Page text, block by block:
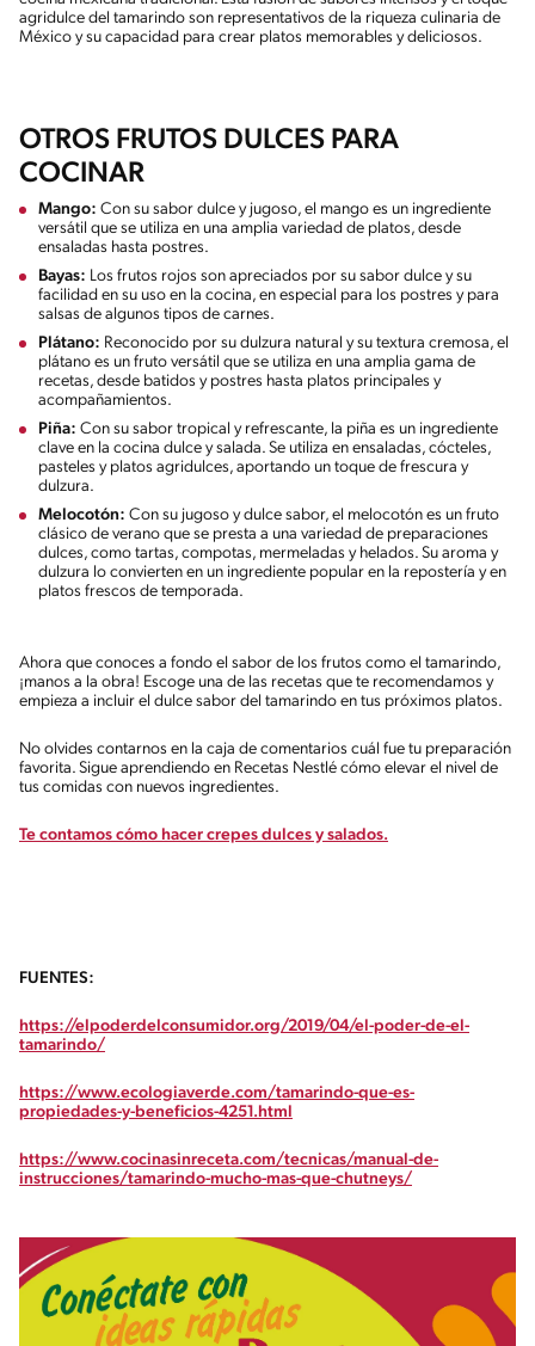
agridulce del tamarindo son representativos de la riqueza culinaria de
México y su capacidad para crear platos memorables y deliciosos.
OTROS FRUTOS DULCES PARA
COCINAR
Mango: Con su sabor dulce y jugoso, el mango es un ingrediente
versátil que se utiliza en una amplia variedad de platos, desde
ensaladas hasta postres.
Bayas: Los frutos rojos son apreciados por su sabor dulce y su
facilidad en su uso en la cocina, en especial para los postres y para
salsas de algunos tipos de carnes.
Plátano: Reconocido por su dulzura natural y su textura cremosa, el
plátano es un fruto versátil que se utiliza en una amplia gama de
recetas, desde batidos y postres hasta platos principales y
acompañamientos.
Piña: Con su sabor tropical y refrescante, la piña es un ingrediente
clave en la cocina dulce y salada. Se utiliza en ensaladas, cócteles,
pasteles y platos agridulces, aportando un toque de frescura y
dulzura.
Melocotón: Con su jugoso y dulce sabor, el melocotón es un fruto
clásico de verano que se presta a una variedad de preparaciones
dulces, como tartas, compotas, mermeladas y helados. Su aroma y
dulzura lo convierten en un ingrediente popular en la repostería y en
platos frescos de temporada.
Ahora que conoces a fondo el sabor de los frutos como el tamarindo,
¡manos a la obra! Escoge una de las recetas que te recomendamos y
empieza a incluir el dulce sabor del tamarindo en tus próximos platos.
No olvides contarnos en la caja de comentarios cuál fue tu preparación
favorita. Sigue aprendiendo en Recetas Nestlé cómo elevar el nivel de
tus comidas con nuevos ingredientes.
Te contamos cómo hacer crepes dulces y salados.
FUENTES:
https://elpoderdelconsumidor.org/2019/04/el-poder-de-el-
tamarindo/
https://www.ecologiaverde.com/tamarindo-que-es-
propiedades-y-beneficios-4251.html
https://www.cocinasinreceta.com/tecnicas/manual-de-
instrucciones/tamarindo-mucho-mas-que-chutneys/